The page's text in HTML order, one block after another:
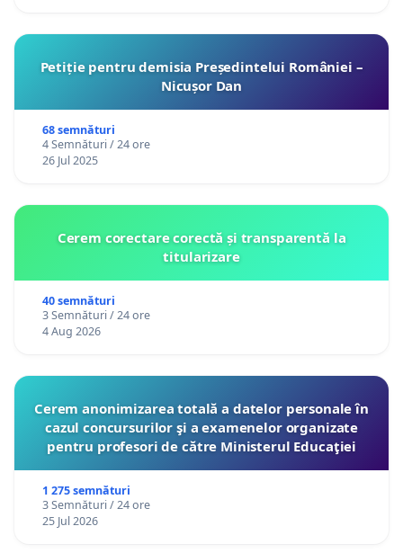
Petiție pentru demisia Președintelui României –
Nicușor Dan
68 semnături
4 Semnături / 24 ore
26 Jul 2025
Cerem corectare corectă și transparentă la
titularizare
40 semnături
3 Semnături / 24 ore
4 Aug 2026
Cerem anonimizarea totală a datelor personale în
cazul concursurilor şi a examenelor organizate
pentru profesori de către Ministerul Educaţiei
1 275 semnături
3 Semnături / 24 ore
25 Jul 2026